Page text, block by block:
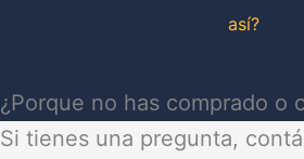
así?
¿Porque no has comprado o
Si tienes una pregunta,